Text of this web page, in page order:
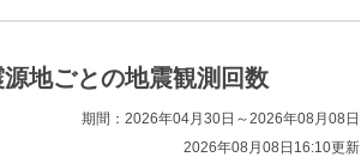
源地ごとの地震観測回数
期間：2026年04月30日～2026年08月08日
2026年08月08日16:10更新